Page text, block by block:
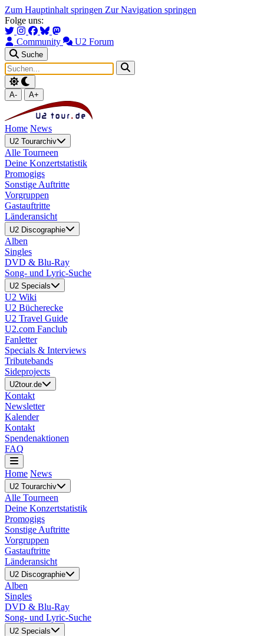
Zum Hauptinhalt springen Zur Navigation springen
Folge uns:
Community U2 Forum
Suche
A- A+
Home News
U2 Tourarchiv
Alle Tourneen
Deine Konzertstatistik
Promogigs
Sonstige Auftritte
Vorgruppen
Gastauftritte
Länderansicht
U2 Discographie
Alben
Singles
DVD & Blu-Ray
Song- und Lyric-Suche
U2 Specials
U2 Wiki
U2 Bücherecke
U2 Travel Guide
U2.com Fanclub
Fanletter
Specials & Interviews
Tributebands
Sideprojects
U2tour.de
Kontakt
Newsletter
Kalender
Kontakt
Spendenaktionen
FAQ
Home News
U2 Tourarchiv
Alle Tourneen
Deine Konzertstatistik
Promogigs
Sonstige Auftritte
Vorgruppen
Gastauftritte
Länderansicht
U2 Discographie
Alben
Singles
DVD & Blu-Ray
Song- und Lyric-Suche
U2 Specials